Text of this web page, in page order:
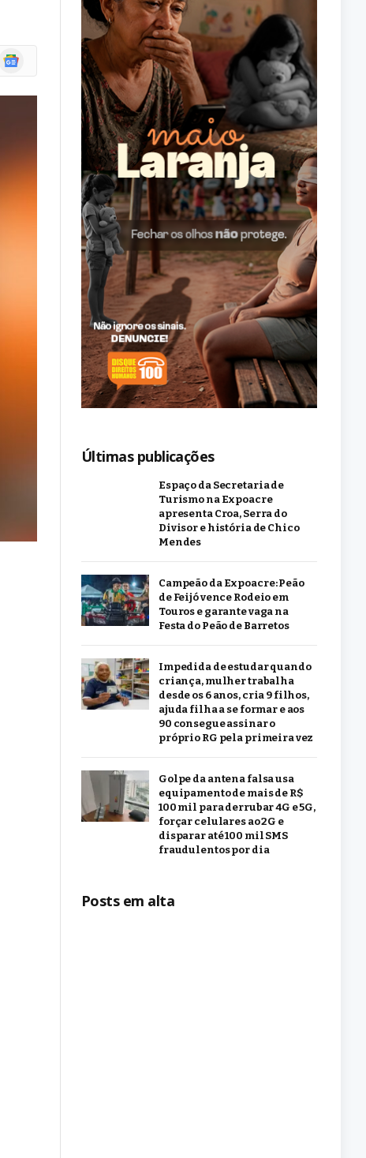
Google
Últimas publicações
Espaço da Secretaria de
Turismo na Expoacre
apresenta Croa, Serra do
Divisor e história de Chico
Mendes
Campeão da Expoacre: Peão
de Feijó vence Rodeio em
Touros e garante vaga na
Festa do Peão de Barretos
Impedida de estudar quando
criança, mulher trabalha
desde os 6 anos, cria 9 filhos,
ajuda filha a se formar e aos
90 consegue assinar o
próprio RG pela primeira vez
Golpe da antena falsa usa
equipamento de mais de R$
100 mil para derrubar 4G e 5G,
forçar celulares ao 2G e
disparar até 100 mil SMS
fraudulentos por dia
Posts em alta